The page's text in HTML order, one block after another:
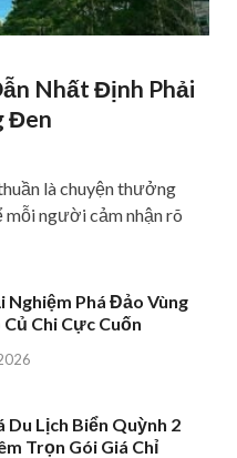
Nhất Định Phải
Đen
là chuyện thưởng
mỗi người cảm nhận rõ
Nghiệm Phá Đảo Vùng
Chi Cực Cuốn
Du Lịch Biển Quỳnh 2
Trọn Gói Giá Chỉ